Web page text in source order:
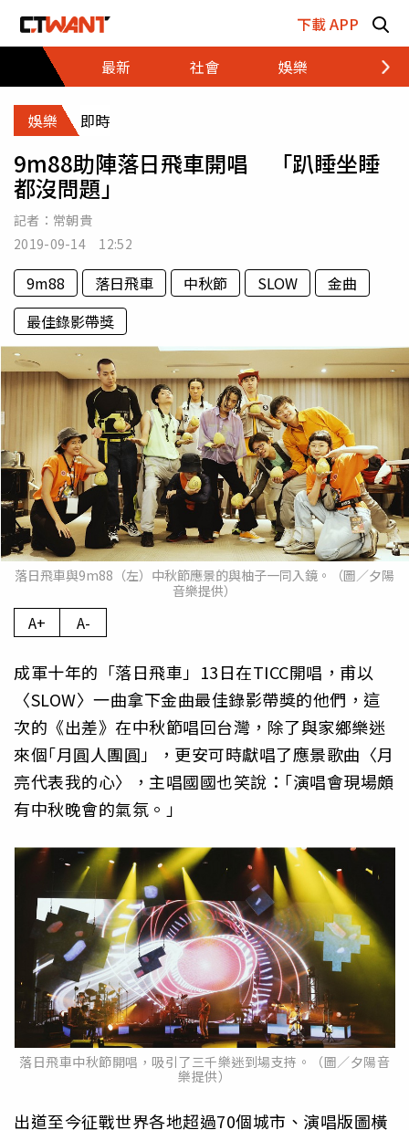
下載 APP
最新
社會 娛樂 財經
娛樂 即時
9m88助陣落日飛車開唱 「趴睡坐睡
都沒問題」
記者： 常朝貴
2019-09-14 12:52
9m88 落日飛車 中秋節 SLOW
金曲
最佳錄影帶獎
落日飛車與9m88（左）中秋節應景的與柚子一同入鏡。（圖／夕陽
音樂提供）
A+ A-
成軍十年的「落日飛車」13日在TICC開唱，甫以
〈SLOW〉一曲拿下金曲最佳錄影帶獎的他們，這
次的《出差》在中秋節唱回台灣，除了與家鄉樂迷
來個｢月圓人團圓」，更安可時獻唱了應景歌曲〈月
亮代表我的心〉，主唱國國也笑說：｢演唱會現場頗
有中秋晚會的氣氛。」
落日飛車中秋節開唱，吸引了三千樂迷到場支持。（圖／夕陽音
樂提供）
出道至今征戰世界各地超過70個城市、演唱版圖橫